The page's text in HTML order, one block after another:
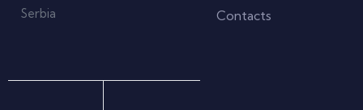
Serbia
Contacts